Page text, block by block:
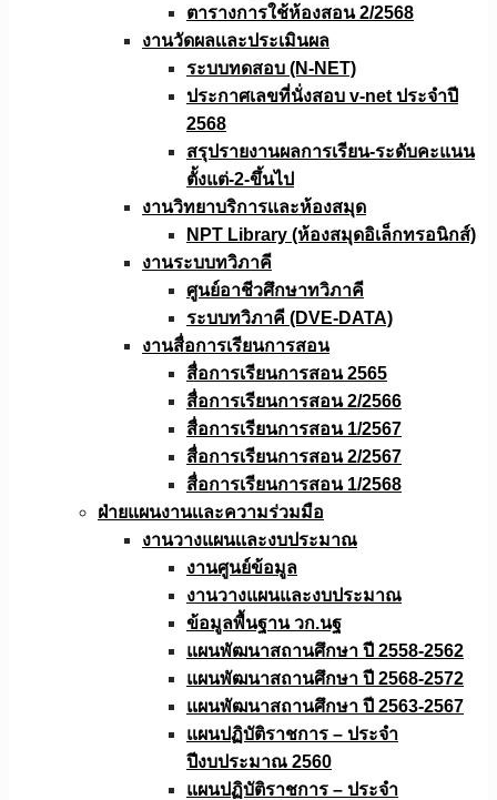
ตารางการใช้ห้องสอน 2/2568
งานวัดผลเเละประเมินผล
ระบบทดสอบ (N-NET)
ประกาศเลขที่นั่งสอบ v-net ประจำปี
2568
สรุปรายงานผลการเรียน-ระดับคะแนน
ตั้งแต่-2-ขึ้นไป
งานวิทยาบริการเเละห้องสมุด
NPT Library (ห้องสมุดอิเล็กทรอนิกส์)
งานระบบทวิภาคี
ศูนย์อาชีวศึกษาทวิภาคี
ระบบทวิภาคี (DVE-DATA)
งานสื่อการเรียนการสอน
สื่อการเรียนการสอน 2565
สื่อการเรียนการสอน 2/2566
สื่อการเรียนการสอน 1/2567
สื่อการเรียนการสอน 2/2567
สื่อการเรียนการสอน 1/2568
ฝ่ายแผนงานเเละความร่วมมือ
งานวางแผนเเละงบประมาณ
งานศูนย์ข้อมูล
งานวางแผนและงบประมาณ
ข้อมูลพื้นฐาน วก.นฐ
แผนพัฒนาสถานศึกษา ปี 2558-2562
แผนพัฒนาสถานศึกษา ปี 2568-2572
แผนพัฒนาสถานศึกษา ปี 2563-2567
แผนปฏิบัติราชการ – ประจำ
ปีงบประมาณ 2560
แผนปฏิบัติราชการ – ประจำ